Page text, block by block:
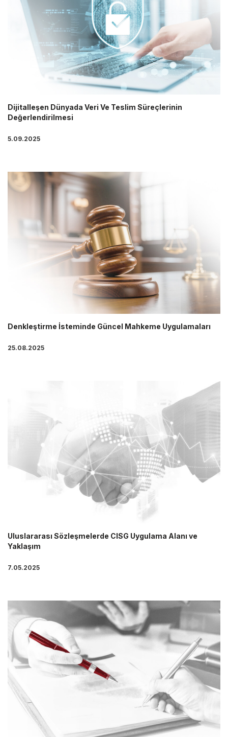
Dijitalleşen Dünyada Veri Ve Teslim Süreçlerinin
Değerlendirilmesi
5.09.2025
Denkleştirme İsteminde Güncel Mahkeme Uygulamaları
25.08.2025
Uluslararası Sözleşmelerde CISG Uygulama Alanı ve
Yaklaşım
7.05.2025